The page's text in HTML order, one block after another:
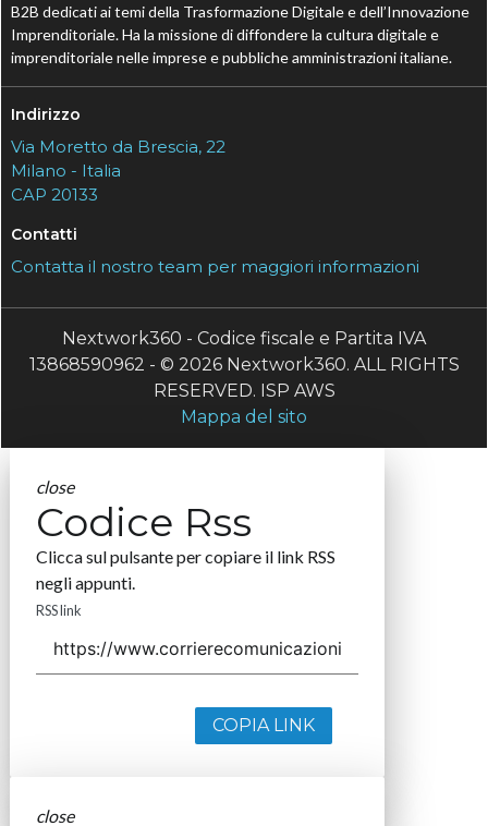
B2B dedicati ai temi della Trasformazione Digitale e dell’Innovazione
Imprenditoriale. Ha la missione di diffondere la cultura digitale e
imprenditoriale nelle imprese e pubbliche amministrazioni italiane.
Indirizzo
Via Moretto da Brescia, 22
Milano - Italia
CAP 20133
Contatti
Contatta il nostro team per maggiori informazioni
Nextwork360 - Codice fiscale e Partita IVA
13868590962 - © 2026 Nextwork360. ALL RIGHTS
RESERVED. ISP AWS
Mappa del sito
close
Codice Rss
Clicca sul pulsante per copiare il link RSS
negli appunti.
RSS link
COPIA LINK
close